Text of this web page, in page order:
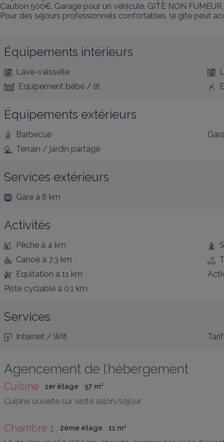
Caution 500€. Garage pour un véhicule. GITE NON
Pour des séjours professionnels confortables, le gîte peut
Équipements intérieurs
Lave-vaisselle
Equipement bébé / lit
Équipements extérieurs
Barbecue
Terrain / jardin partagé
Services extérieurs
Gare à 8 km
Activités
Pêche à 4 km
Canoë à 7,3 km
Equitation à 11 km
Piste cyclable à 0,1 km
Services
Internet / Wifi
Agencement de l’hébergement
Cuisine 1er étage 57 m²
Cuisine ouverte sur vaste salon/séjour.
Chambre 1 2ème étage 11 m²